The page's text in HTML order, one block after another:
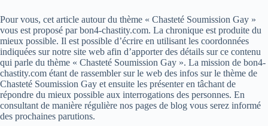
Pour vous, cet article autour du thème « Chasteté Soumission Gay »
vous est proposé par bon4-chastity.com. La chronique est produite du
mieux possible. Il est possible d’écrire en utilisant les coordonnées
indiquées sur notre site web afin d’apporter des détails sur ce contenu
qui parle du thème « Chasteté Soumission Gay ». La mission de bon4-
chastity.com étant de rassembler sur le web des infos sur le thème de
Chasteté Soumission Gay et ensuite les présenter en tâchant de
répondre du mieux possible aux interrogations des personnes. En
consultant de manière régulière nos pages de blog vous serez informé
des prochaines parutions.